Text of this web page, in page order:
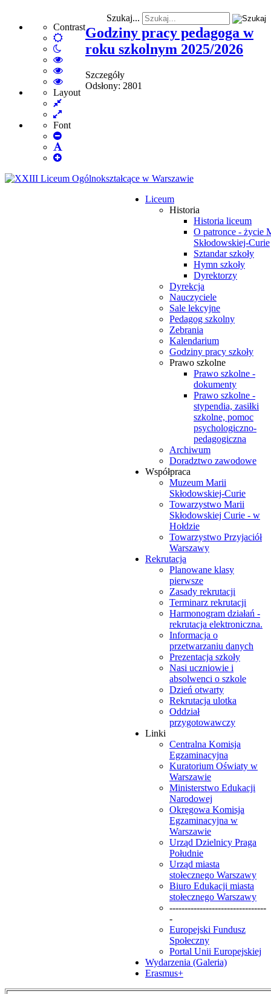
Contrast
Default
mode
High
Contrast
Black
White
High
Contrast
Black
High
Contrast
mode
Layout
Fixed
layout
Wide
layout
Font
Set
Font
Set
Font
Szukaj...
Liceum
Historia
Historia liceum
O patronce - życie
Skłodowskiej-Curie
Sztandar szkoły
Hymn szkoły
Dyrektorzy
Dyrekcja
Nauczyciele
Sale lekcyjne
Pedagog szkolny
Zebrania
Kalendarium
Godziny pracy szkoły
Prawo szkolne
Prawo szkolne -
dokumenty
Prawo szkolne -
stypendia, zasiłki
szkolne, pomoc
psychologiczno-
pedagogiczna
Archiwum
Doradztwo zawodowe
Współpraca
Muzeum Marii
Skłodowskiej-Curie
Towarzystwo Marii
Skłodowskiej Curie - w
Hołdzie
Towarzystwo Przyjaciół
Warszawy
Rekrutacja
Planowane klasy
pierwsze
Zasady rekrutacji
Terminarz rekrutacji
Harmonogram działań -
rekrutacja elektroniczna.
Informacja o
przetwarzaniu danych
Prezentacja szkoły
Nasi uczniowie i
absolwenci o szkole
Dzień otwarty
Rekrutacja ulotka
Oddział
przygotowawczy
Linki
Centralna Komisja
Egzaminacyjna
Kuratorium Oświaty w
Warszawie
Ministerstwo Edukacji
Narodowej
Okręgowa Komisja
Egzaminacyjna w
Warszawie
Urząd Dzielnicy Praga
Południe
Urząd miasta
stołecznego Warszawy
Biuro Edukacji miasta
stołecznego Warszawy
--------------------------------
-
Europejski Fundusz
Społeczny
Portal Unii Europejskiej
Wydarzenia (Galeria)
Erasmus+
Godziny pracy pedagoga w
roku szkolnym 2025/2026
Szczegóły
Odsłony: 2801